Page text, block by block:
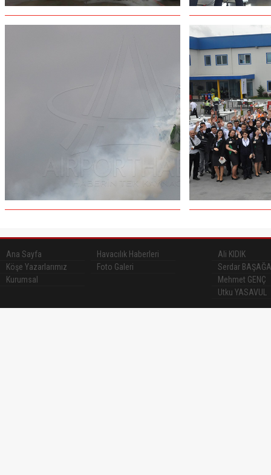
Ana Sayfa
Havacılık Haberleri
Köşe Yazarlarımız
Foto Galeri
Kurumsal
Ali KIDIK
Serdar
Mehmet GENÇ
Utku YASAVUL